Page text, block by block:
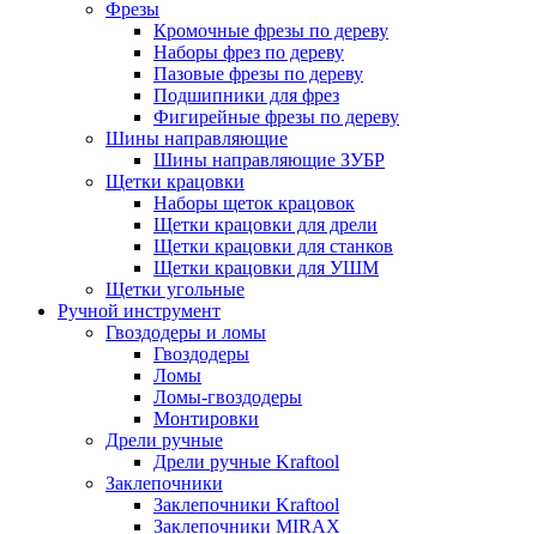
Фрезы
Кромочные фрезы по дереву
Наборы фрез по дереву
Пазовые фрезы по дереву
Подшипники для фрез
Фигирейные фрезы по дереву
Шины направляющие
Шины направляющие ЗУБР
Щетки крацовки
Наборы щеток крацовок
Щетки крацовки для дрели
Щетки крацовки для станков
Щетки крацовки для УШМ
Щетки угольные
Ручной инструмент
Гвоздодеры и ломы
Гвоздодеры
Ломы
Ломы-гвоздодеры
Монтировки
Дрели ручные
Дрели ручные Kraftool
Заклепочники
Заклепочники Kraftool
Заклепочники MIRAX